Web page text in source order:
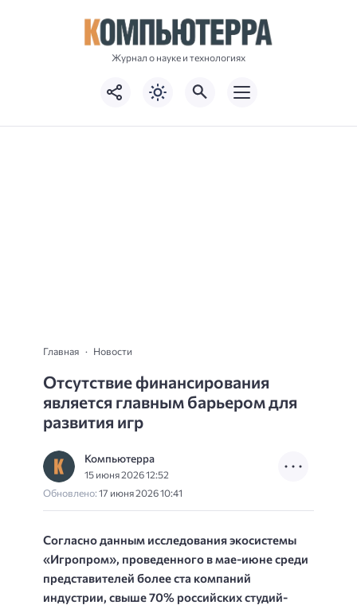
Журнал о науке и технологиях
Главная Новости
Отсутствие финансирования
является главным барьером для
развития игр
Компьютерра
15 июня 2026 12:52
Обновлено:17 июня 2026 10:41
Согласно данным исследования экосистемы
«Игропром», проведенного в мае-июне среди
представителей более ста компаний
индустрии, свыше 70% российских студий-